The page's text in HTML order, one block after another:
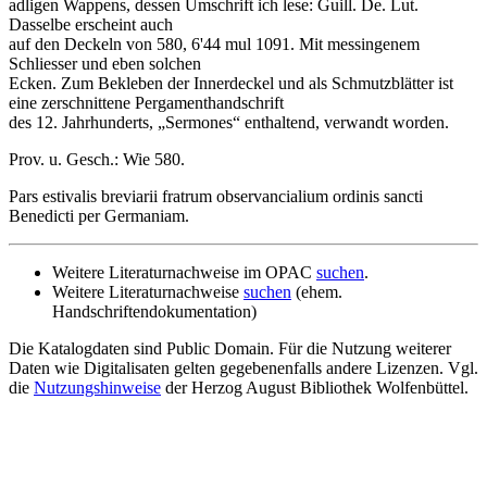
adligen Wappens, dessen Umschrift ich lese: Guill. De. Lut.
Dasselbe erscheint auch
auf den Deckeln von 580, 6'44 mul 1091. Mit messingenem
Schliesser und eben solchen
Ecken. Zum Bekleben der Innerdeckel und als Schmutzblätter ist
eine zerschnittene Pergamenthandschrift
des 12. Jahrhunderts, „Sermones“ enthaltend, verwandt worden.
Prov. u. Gesch.: Wie 580.
Pars estivalis breviarii fratrum observancialium ordinis sancti
Benedicti per Germaniam.
Weitere Literaturnachweise im OPAC suchen.
Weitere Literaturnachweise suchen (ehem.
Handschriftendokumentation)
Die Katalogdaten sind Public Domain. Für die Nutzung weiterer
Daten wie Digitalisaten gelten gegebenenfalls andere Lizenzen. Vgl.
die Nutzungshinweise der Herzog August Bibliothek Wolfenbüttel.